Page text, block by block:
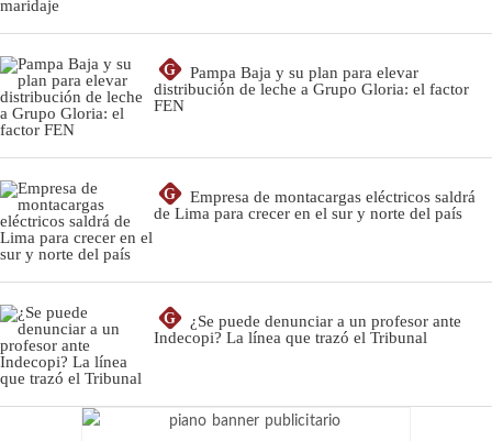
G
Pampa Baja y su plan para elevar
distribución de leche a Grupo Gloria: el factor
FEN
G
Empresa de montacargas eléctricos saldrá
de Lima para crecer en el sur y norte del país
G
¿Se puede denunciar a un profesor ante
Indecopi? La línea que trazó el Tribunal